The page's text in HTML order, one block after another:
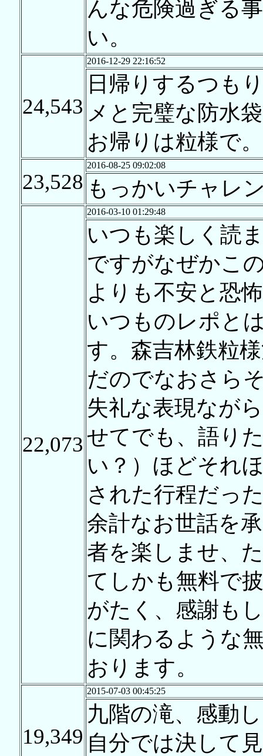
んな危険過ぎる
い。
24,543
2016-12-29 22:16:52
日帰りするつも
メと完璧な防水
お帰りは粒様で。
23,528
2016-08-25 09:02:08
もっかいチャレ
22,073
2016-03-10 01:29:48
いつも楽しく読
ですがなぜかこ
よりも不安と恐
いつものレポと
す。森吉林鉄粒
だのでなおさら
失礼な表現なが
せてでも、語り
い？）ほどそれ
された行程だっ
余計なお世話を
者を楽しませ、
てしかも無料で
がたく、感謝も
に関わるような
おります。
19,349
2015-07-03 00:45:25
九階の滝、感動
自分では決して